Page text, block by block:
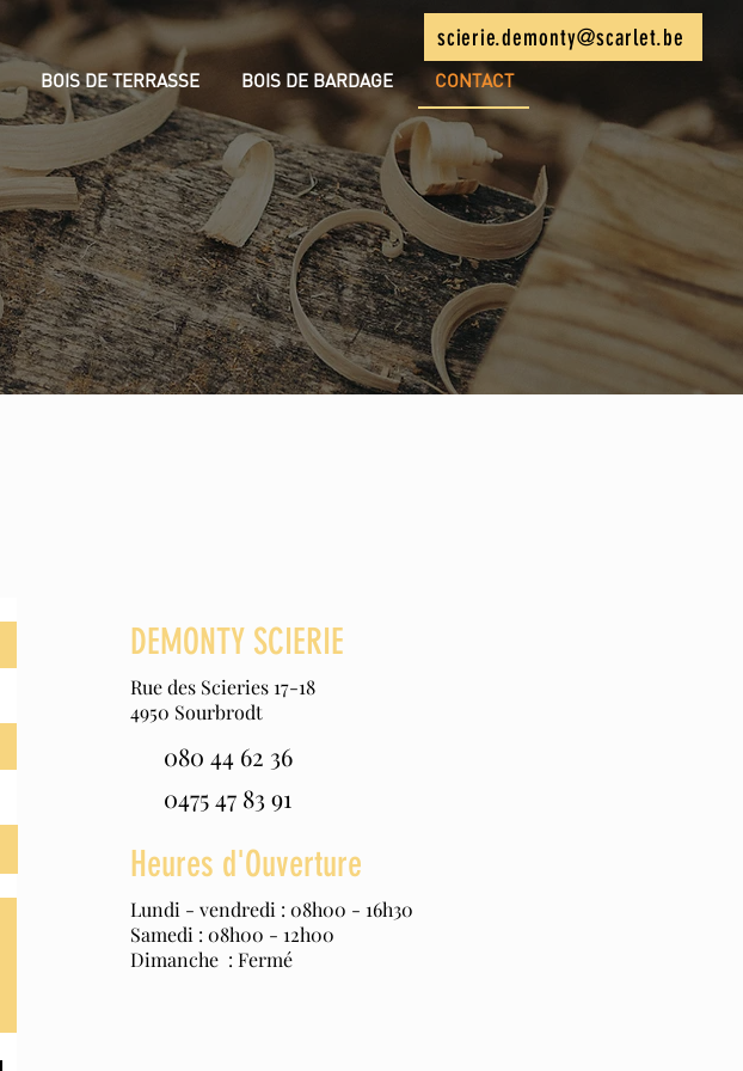
scierie.demonty@scarlet.be
BOIS DE TERRASSE BOIS DE BARDAGE CONTACT
DEMONTY SCIERIE
Rue des Scieries 17-18
4950 Sourbrodt
080 44 62 36
0475 47 83 91
Heures d'Ouverture
Lundi - vendredi : 08h00 - 16h30
Samedi : 08h00 - 12h00
Dimanche : Fermé